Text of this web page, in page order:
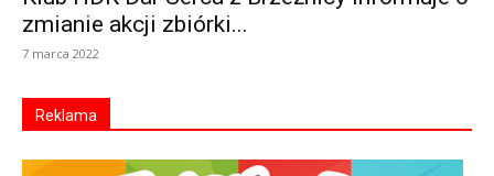
zmianie akcji zbiórki...
7 marca 2022
Reklama